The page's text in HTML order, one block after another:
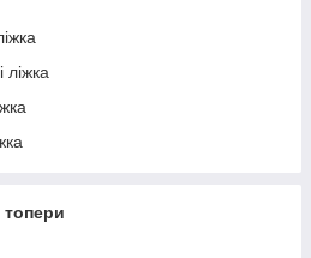
ліжка